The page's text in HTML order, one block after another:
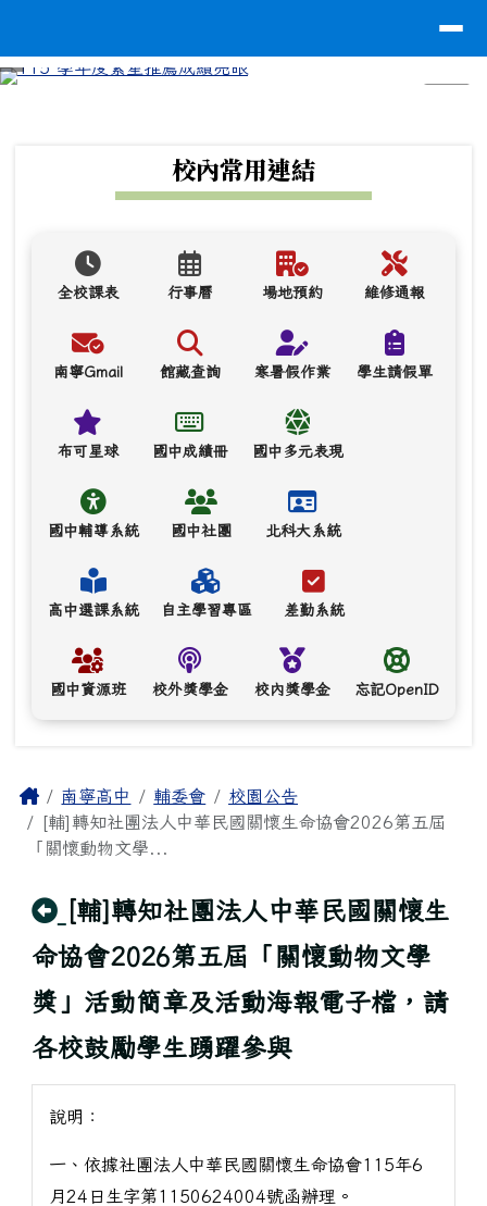
校內常用連結
全校課表 行事曆 場地預約 維修通報
南寧Gmail 館藏查詢 寒暑假作業 學生請假單
布可星球 國中成績冊 國中多元表現
國中輔導系統 國中社團 北科大系統
高中選課系統 自主學習專區 差勤系統
國中資源班 校外獎學金 校內獎學金 忘記OpenID
主內容區域
Home南寧高中 輔委會
校園公告
[輔]轉知社團法人中華民國關懷生命協會2026第五屆
「關懷動物文學...
回上頁
[輔]轉知社團法人中華民國關懷生
命協會2026第五屆「關懷動物文學
獎」活動簡章及活動海報電子檔，請
各校鼓勵學生踴躍參與
說明：
一、依據社團法人中華民國關懷生命協會115年6
月24日生字第1150624004號函辦理。